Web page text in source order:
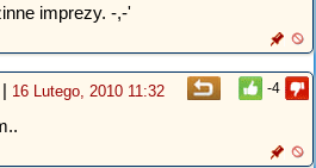
imprezy. -,-'
-4
| 16 Lutego, 2010 11:32